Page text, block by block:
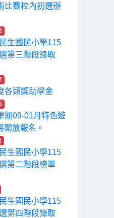
比賽校內初選辦
生國民小學115
第三階段錄取
各類獎助學金
期09-01月特色遊
開放報名。
生國民小學115
第二階段榜單
生國民小學115
第四階段錄取